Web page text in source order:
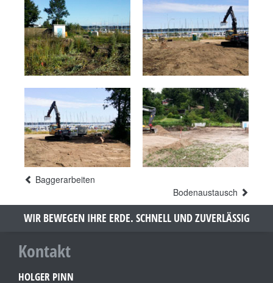
Baggerarbeiten
Bodenaustausch
WIR BEWEGEN IHRE ERDE. SCHNELL UND ZUVERLÄSSIG
Kontakt
HOLGER PINN